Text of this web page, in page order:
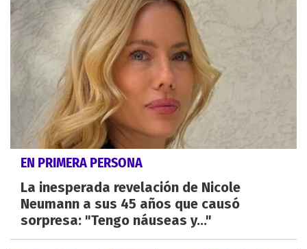
EN PRIMERA PERSONA
La inesperada revelación de Nicole
Neumann a sus 45 años que causó
sorpresa: "Tengo náuseas y..."